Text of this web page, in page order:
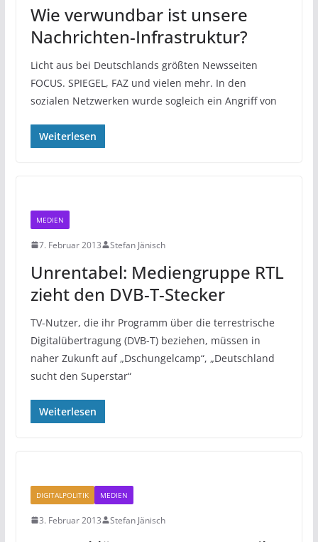
Wie verwundbar ist unsere
Nachrichten-Infrastruktur?
Licht aus bei Deutschlands größten Newsseiten
FOCUS. SPIEGEL, FAZ und vielen mehr. In den
sozialen Netzwerken wurde sogleich ein Angriff von
Weiterlesen
MEDIEN
7. Februar 2013 Stefan Jänisch
Unrentabel: Mediengruppe RTL
zieht den DVB-T-Stecker
TV-Nutzer, die ihr Programm über die terrestrische
Digitalübertragung (DVB-T) beziehen, müssen in
naher Zukunft auf „Dschungelcamp“, „Deutschland
sucht den Superstar“
Weiterlesen
DIGITALPOLITIK MEDIEN
3. Februar 2013 Stefan Jänisch